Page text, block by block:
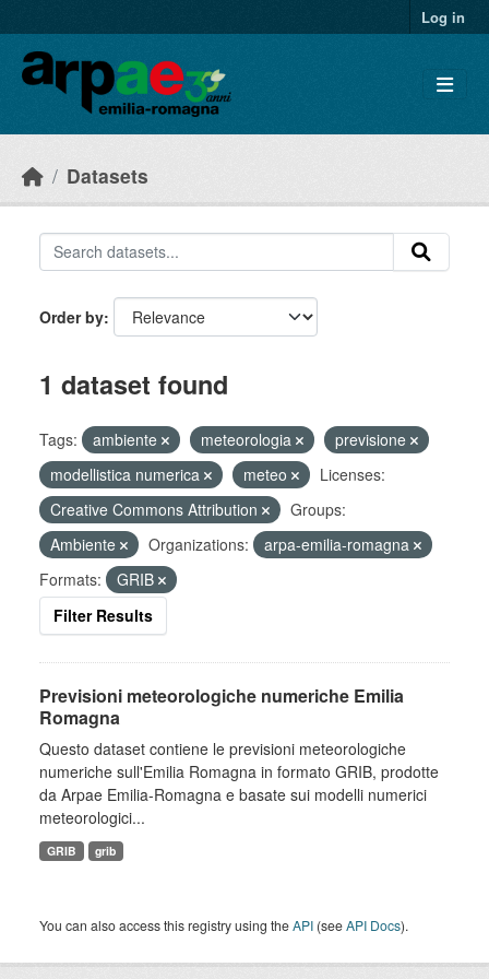
Log in
Datasets
Order by
1 dataset found
Tags: ambiente meteorologia
previsione
modellistica numerica
meteo
Licenses:
Creative Commons Attribution
Groups:
Ambiente
Organizations:
arpa-emilia-romagna
Formats:
GRIB
Filter Results
Previsioni meteorologiche numeriche Emilia
Romagna
Questo dataset contiene le previsioni meteorologiche
numeriche sull'Emilia Romagna in formato GRIB, prodotte
da Arpae Emilia-Romagna e basate sui modelli numerici
meteorologici...
GRIB grib
You can also access this registry using theAPI (seeAPI Docs).